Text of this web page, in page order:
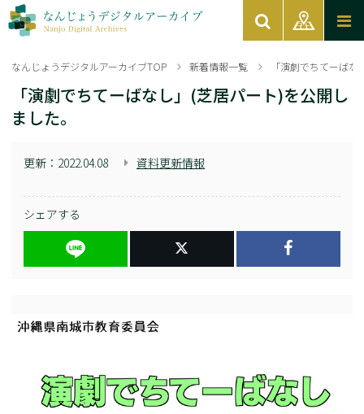
なんじょうデジタルアーカイブTOP 新着情報一覧 「演劇でちてーば
「演劇でちてーばなし」(芝居パート)を公開し
ました。
更新： 2022.04.08 資料更新情報
シェアする